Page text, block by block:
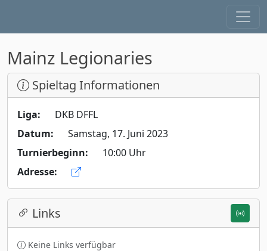
Mainz Legionaries
Spieltag Informationen
Liga:
DKB DFFL
Datum:
Samstag, 17. Juni 2023
Turnierbeginn:
10:00 Uhr
Adresse:
Links
Keine Links verfügbar